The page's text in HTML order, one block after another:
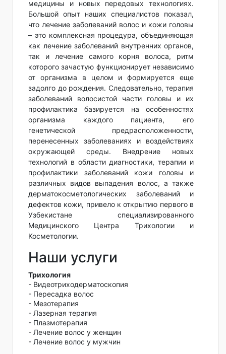
медицины и новых передовых технологиях.
Большой опыт наших специалистов показал,
что лечение заболеваний волос и кожи головы
– это комплексная процедура, объединяющая
как лечение заболеваний внутренних органов,
так и лечение самого корня волоса, ритм
которого зачастую функционирует независимо
от организма в целом и формируется еще
задолго до рождения. Следовательно, терапия
заболеваний волосистой части головы и их
профилактика базируется на особенностях
организма каждого пациента, его
генетической предрасположенности,
перенесенных заболеваниях и воздействиях
окружающей среды. Внедрение новых
технологий в области диагностики, терапии и
профилактики заболеваний кожи головы и
различных видов выпадения волос, а также
дерматокосметологических заболеваний и
дефектов кожи, привело к открытию первого в
Узбекистане специализированного
Медицинского Центра Трихологии и
Косметологии.
Наши услуги
Трихология
- Видеотриходерматоскопия
- Пересадка волос
- Мезотерапия
- Лазерная терапия
- Плазмотерапия
- Лечение волос у женщин
- Лечение волос у мужчин